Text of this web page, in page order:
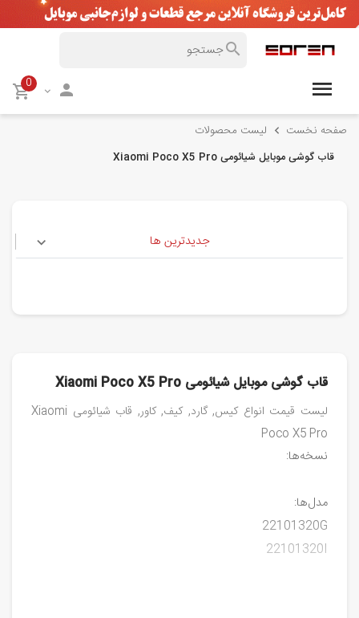
0
صفحه نخست لیست محصولات
قاب گوشی موبایل شیائومی Xiaomi Poco X5 Pro
جدیدترین ها
قاب گوشی موبایل شیائومی Xiaomi Poco X5 Pro
لیست قیمت انواع کیس, گارد, کیف, کاور, قاب شیائومی Xiaomi
Poco X5 Pro
نسخه‌ها:
مدل‌ها:
22101320G
22101320I